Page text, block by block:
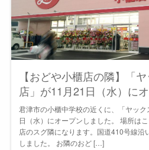
【おどや小櫃店の隣】「
店」が11月21日（水）に
君津市の小櫃中学校の近くに、「ヤッ
日（水）にオープンしました。 場所は
店のスグ隣になります。国道410号線沿
しました。 お隣のおど […]